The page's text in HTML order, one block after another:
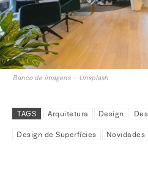
Banco de imagens – Unsplash
TAGS Arquitetura Design
Design de Superfícies Novidades